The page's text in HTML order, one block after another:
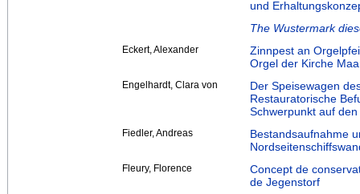
und
The Wustermark
Eckert, Alexander
Zinnpest an
Orgel der Kirche
Engelhardt, Clara von
Der Speisewagen
Restauratorische
Schwerpunkt auf
Fiedler, Andreas
Bestandsaufnahme
Fleury, Florence
Concept de
de Jegenstorf